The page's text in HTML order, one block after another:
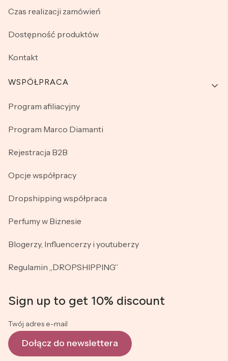
Czas realizacji zamówień
Dostępność produktów
Kontakt
WSPÓŁPRACA
Program afiliacyjny
Program Marco Diamanti
Rejestracja B2B
Opcje współpracy
Dropshipping współpraca
Perfumy w Biznesie
Blogerzy, Influencerzy i youtuberzy
Regulamin „DROPSHIPPING”
Sign up to get 10% discount
Twój adres e-mail
Dołącz do newslettera